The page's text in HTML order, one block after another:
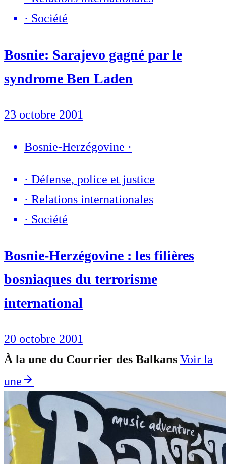
· Société
Bosnie: Sarajevo gagné par le
syndrome Ben Laden
23 octobre 2001
Bosnie-Herzégovine ·
· Défense, police et justice
· Relations internationales
· Société
Bosnie-Herzégovine : les filières
bosniaques du terrorisme
international
20 octobre 2001
À la une du Courrier des Balkans Voir la
une